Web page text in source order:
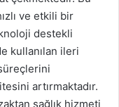
ve etkili bir
destekli
kullanılan ileri
artırmaktadır.
sağlık hizmeti